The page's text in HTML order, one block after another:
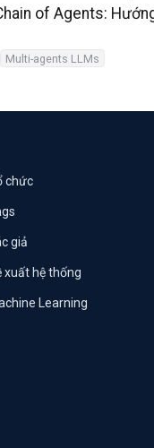
of Agents:
Multi-agents LLMs
chức
giả
xuất hệ thống
Learning